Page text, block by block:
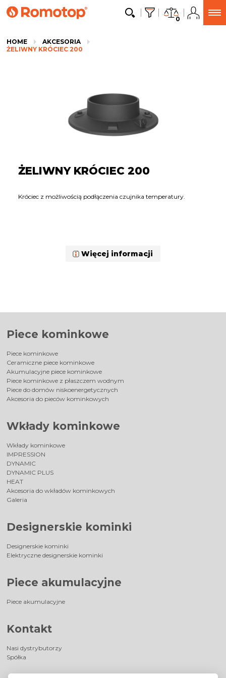
0
HOME
AKCESORIA
ŻELIWNY KRÓCIEC 200
ŻELIWNY KRÓCIEC 200
Króciec z możliwością podłączenia czujnika temperatury.
Więcej informacji
Piece kominkowe
Piece kominkowe
Ceramiczne piece kominkowe
Akumulacyjne piece kominkowe
Piece kominkowe z płaszczem wodnym
Piece do domów niskoenergetycznych
Akcesoria do pieców kominkowych
Wkłady kominkowe
Wkłady kominkowe
IMPRESSION
DYNAMIC
DYNAMIC PLUS
HEAT
Akcesoria do wkładów kominkowych
Galeria
Designerskie kominki
Designerskie kominki
Elektryczne designerskie kominki
Piece akumulacyjne
Piece akumulacyjne
Kontakt
Nasi dystrybutorzy
Spółka